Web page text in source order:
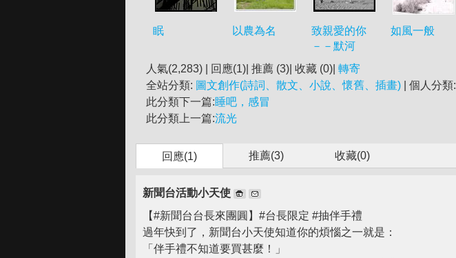
眠 以農為名
致親愛的你
－－默河
如風一般
人氣(2,283) | 回應(1)| 推薦 (3)| 收藏 (0)| 轉寄
全站分類: 圖文創作(詩詞、散文、小說、懷舊、插畫) | 個人分類:
此分類下一篇:睡吧，感冒
此分類上一篇:流光
回應(1) 推薦(3) 收藏(0)
新聞台活動小天使
【#新聞台台長來團圓】#台長限定 #抽伴手禮
過年快到了，新聞台小天使知道你的煩惱之一就是：
「伴手禮不知道要買甚麼！」